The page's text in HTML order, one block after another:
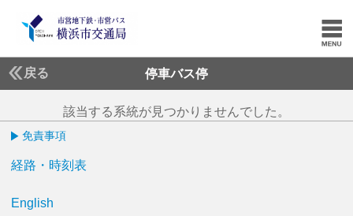
戻る 停車バス停
該当する系統が見つかりませんでした。
免責事項
経路・時刻表
English